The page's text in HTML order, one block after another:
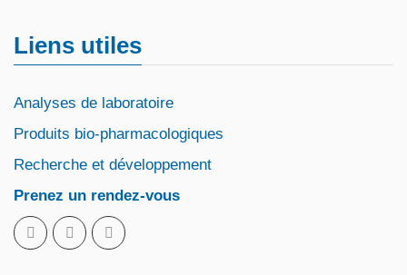
Liens utiles
Analyses de laboratoire
Produits bio-pharmacologiques
Recherche et développement
Prenez un rendez-vous